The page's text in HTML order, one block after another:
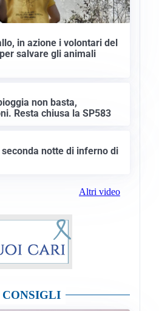
in azione i volontari del
salvare gli animali
non basta,
Resta chiusa la SP583
notte di inferno di
Altri video